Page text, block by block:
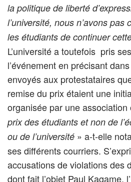
la politique de liberté
l’université, nous n’avons
les étudiants de continuer
L’université a toutefois pris
l’événement en précisant
envoyés aux protestataires
remise du prix étaient une
organisée par une association
prix des étudiants et non de
ou de l’université » a-t-elle
ses différents courriers.
accusations de violations des
dont fait l’objet Paul Kagame,